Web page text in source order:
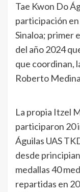
Tae Kwon Do
participación en
Sinaloa; primer
del año 2024
que coordinan,
Roberto
La propia Itzel
participaron 20
Águilas UAS
desde
medallas 40
repartidas en